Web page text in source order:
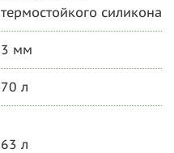
термостойкого силикона
3 мм
70 л
63 л